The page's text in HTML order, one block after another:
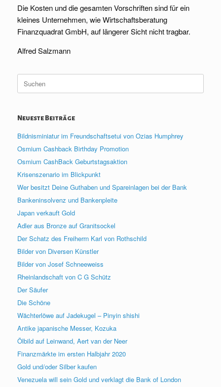
Die Kosten und die gesamten Vorschriften sind für ein
kleines Unternehmen, wie Wirtschaftsberatung
Finanzquadrat GmbH, auf längerer Sicht nicht tragbar.
Alfred Salzmann
Suche
nach:
Neueste Beiträge
Bildnisminiatur im Freundschaftsetui von Ozias Humphrey
Osmium Cashback Birthday Promotion
Osmium CashBack Geburtstagsaktion
Krisenszenario im Blickpunkt
Wer besitzt Deine Guthaben und Spareinlagen bei der Bank
Bankeninsolvenz und Bankenpleite
Japan verkauft Gold
Adler aus Bronze auf Granitsockel
Der Schatz des Freiherrn Karl von Rothschild
Bilder von Diversen Künstler
Bilder von Josef Schneeweiss
Rheinlandschaft von C G Schütz
Der Säufer
Die Schöne
Wächterlöwe auf Jadekugel – Pinyin shishi
Antike japanische Messer, Kozuka
Ölbild auf Leinwand, Aert van der Neer
Finanzmärkte im ersten Halbjahr 2020
Gold und/oder Silber kaufen
Venezuela will sein Gold und verklagt die Bank of London